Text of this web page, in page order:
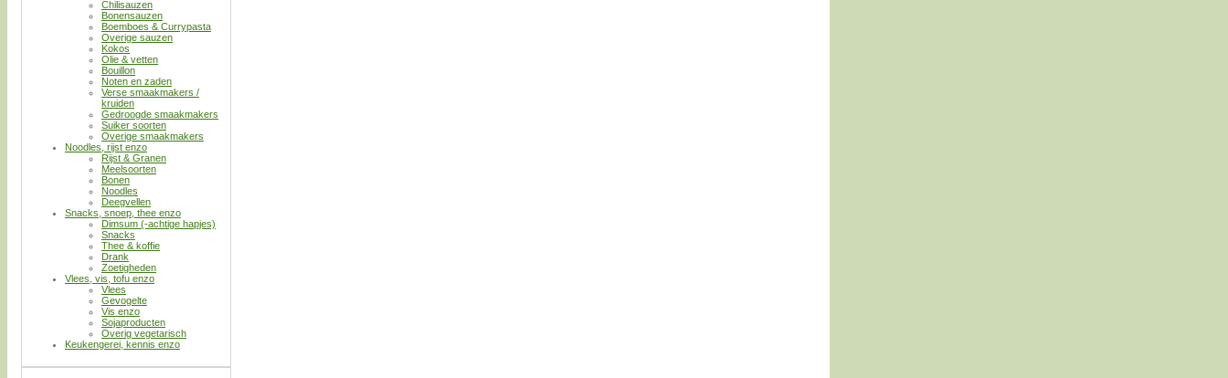
Chilisauzen
Bonensauzen
Boemboes & Currypasta
Overige sauzen
Kokos
Olie & vetten
Bouillon
Noten en zaden
Verse smaakmakers /
kruiden
Gedroogde smaakmakers
Suiker soorten
Overige smaakmakers
Noodles, rijst enzo
Rijst & Granen
Meelsoorten
Bonen
Noodles
Deegvellen
Snacks, snoep, thee enzo
Dimsum (-achtige hapjes)
Snacks
Thee & koffie
Drank
Zoetigheden
Vlees, vis, tofu enzo
Vlees
Gevogelte
Vis enzo
Sojaproducten
Overig vegetarisch
Keukengerei, kennis enzo